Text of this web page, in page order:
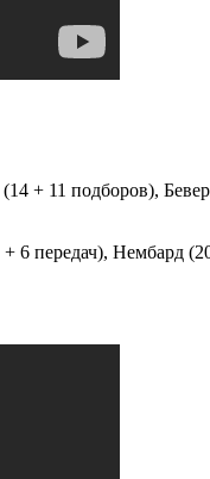
+ 11 подборов),
передач), Нембард